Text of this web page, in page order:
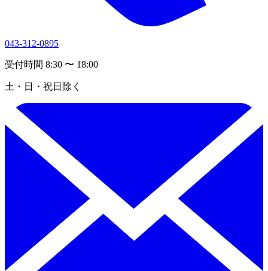
043-312-0895
受付時間 8:30 〜 18:00
土・日・祝日除く